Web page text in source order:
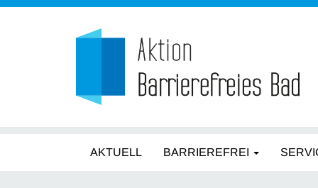
AKTUELL BARRIEREFREI